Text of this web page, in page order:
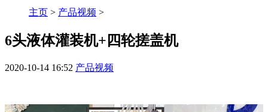
主页 > 产品视频 >
6头液体灌装机+四轮搓盖机
2020-10-14 16:52 产品视频